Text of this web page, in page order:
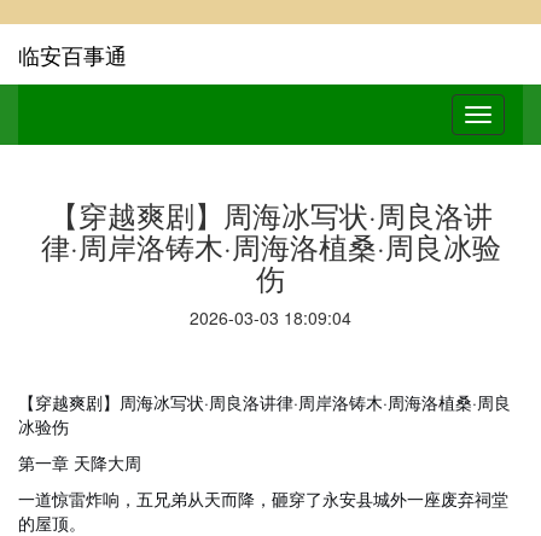
临安百事通
【穿越爽剧】周海冰写状·周良洛讲
律·周岸洛铸木·周海洛植桑·周良冰验
伤
2026-03-03 18:09:04
【穿越爽剧】周海冰写状·周良洛讲律·周岸洛铸木·周海洛植桑·周良
冰验伤
第一章 天降大周
一道惊雷炸响，五兄弟从天而降，砸穿了永安县城外一座废弃祠堂
的屋顶。